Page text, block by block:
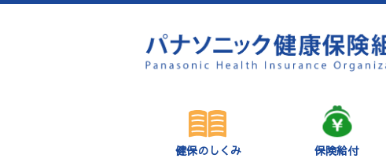
健保のしくみ 保険給付